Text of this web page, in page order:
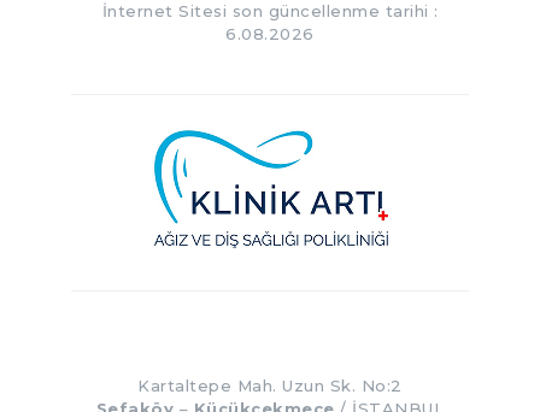
İnternet Sitesi son güncellenme tarihi :
6.08.2026
Kartaltepe Mah. Uzun Sk. No:2